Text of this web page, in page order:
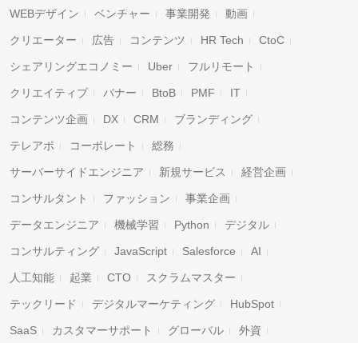
WEBデザイン ベンチャー 事業開発 動画
クリエーター 広告 コンテンツ HR Tech CtoC
シェアリングエコノミー Uber フルリモート
クリエイティブ バナー BtoB PMF IT
コンテンツ企画 DX CRM ブランディング
テレアポ コーポレート 総務
サーバーサイドエンジニア 新規サービス 経営企画
コンサルタント ファッション 事業企画
データエンジニア 機械学習 Python デジタル
コンサルティング JavaScript Salesforce AI
人工知能 起業 CTO スクラムマスター
テックリード デジタルマーケティング HubSpot
SaaS カスタマーサポート グローバル 外資